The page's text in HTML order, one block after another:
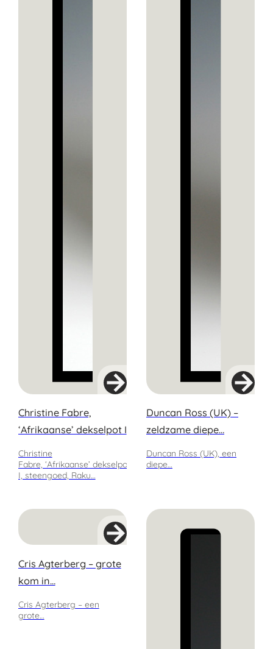
Christine Fabre,
‘Afrikaanse’ dekselpot I
Christine
Fabre, ‘Afrikaanse’ dekselpot
I, steengoed, Raku…
Duncan Ross (UK) –
zeldzame diepe…
Duncan Ross (UK), een
diepe…
Cris Agterberg – grote
kom in…
Cris Agterberg – een
grote…